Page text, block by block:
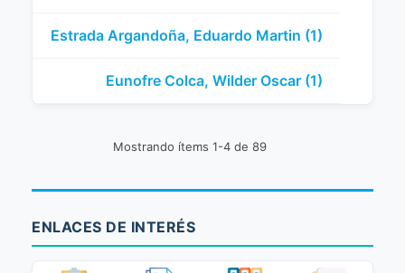
Estrada Argandoña, Eduardo Martin (1)
Eunofre Colca, Wilder Oscar (1)
Mostrando ítems 1-4 de 89
ENLACES DE INTERÉS